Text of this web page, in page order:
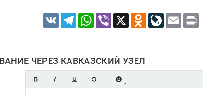
VK TelegramWhatsApp
Viber X Odnoklassniki
LiveJournal
Email
ЧЕРЕЗ КАВКАЗСКИЙ УЗЕЛ